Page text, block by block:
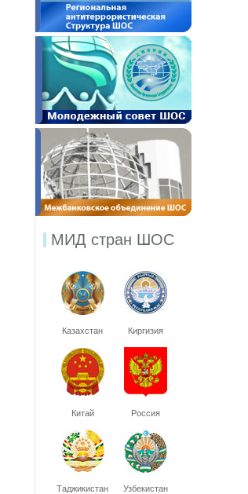
МИД стран ШОС
Казахстан Киргизия
Китай Россия
Таджикистан Узбекистан